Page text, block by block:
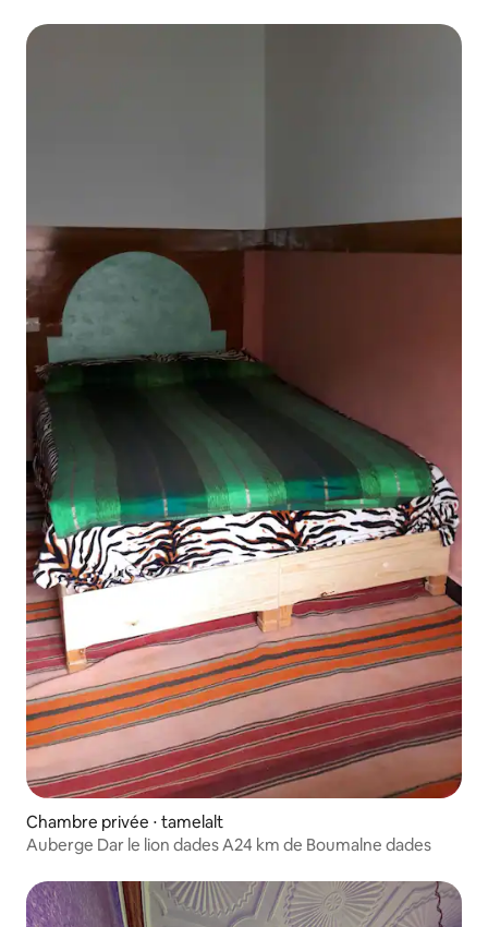
Chambre privée ⋅ tamelalt
Auberge Dar le lion dades A24 km de Boumalne dades